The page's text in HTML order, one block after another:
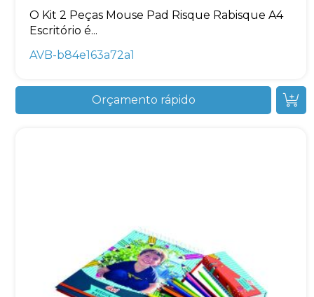
O Kit 2 Peças Mouse Pad Risque Rabisque A4
Escritório é...
AVB-b84e163a72a1
Orçamento rápido